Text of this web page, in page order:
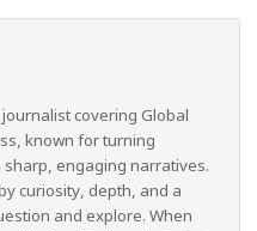
covering Global
known for turning
engaging narratives.
curiosity, depth, and a
and explore. When